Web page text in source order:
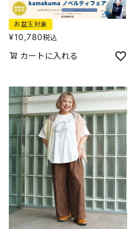
お盆玉対象
¥10,780税込
カートに入れる